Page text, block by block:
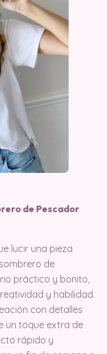
de Pescador
lucir una pieza
de
práctico y bonito,
y habilidad.
con detalles
un toque extra de
rápido y